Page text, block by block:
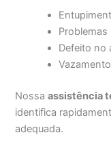
Problemas
Defeito no
Nossaassistência
identifica
adequada.